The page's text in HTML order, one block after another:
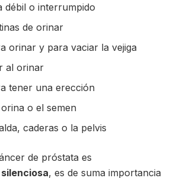
débil o interrumpido
de orinar
orinar y para vaciar la vejiga
al orinar
tener una erección
o el semen
caderas o la pelvis
de próstata es
, es de suma importancia